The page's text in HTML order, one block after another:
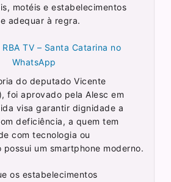
motéis e estabelecimentos
adequar à regra.
TV – Santa Catarina no
WhatsApp
do deputado Vicente
foi aprovado pela Alesc em
visa garantir dignidade a
deficiência, a quem tem
com tecnologia ou
possui um smartphone moderno.
os estabelecimentos